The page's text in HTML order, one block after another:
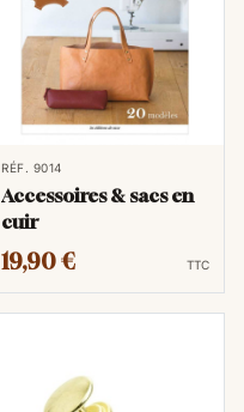
RÉF. 9014
Accessoires & sacs en
cuir
19,90 € TTC